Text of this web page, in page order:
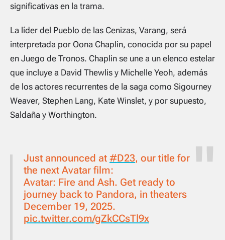
significativas en la trama.
La líder del Pueblo de las Cenizas, Varang, será
interpretada por Oona Chaplin, conocida por su papel
en Juego de Tronos. Chaplin se une a un elenco estelar
que incluye a David Thewlis y Michelle Yeoh, además
de los actores recurrentes de la saga como Sigourney
Weaver, Stephen Lang, Kate Winslet, y por supuesto,
Saldaña y Worthington.
Just announced at #D23, our title for
the next Avatar film:
Avatar: Fire and Ash. Get ready to
journey back to Pandora, in theaters
December 19, 2025.
pic.twitter.com/gZkCCsTl9x